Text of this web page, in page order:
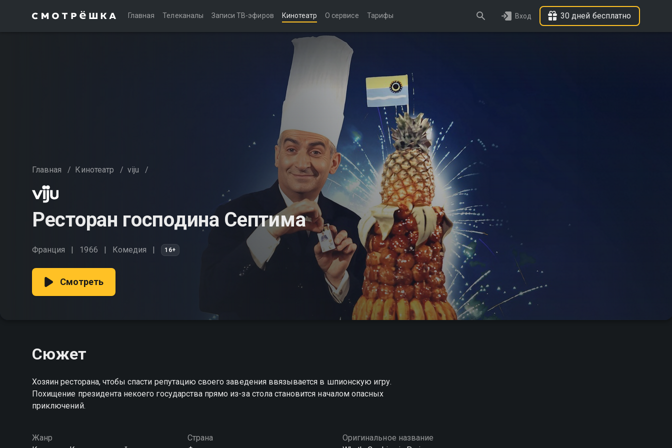
Главная Телеканалы Записи ТВ-эфиров Кинотеатр О сервисе Тарифы Вход 30 дней бесплатно
Главная / Кинотеатр / viju /
Ресторан господина Септима
Франция 1966 Комедия 16+
Смотреть
Сюжет
Хозяин ресторана, чтобы спасти репутацию своего заведения ввязывается в шпионскую игру.
Похищение президента некоего государства прямо из-за стола становится началом опасных
приключений.
Жанр
Страна
Оригинальное название